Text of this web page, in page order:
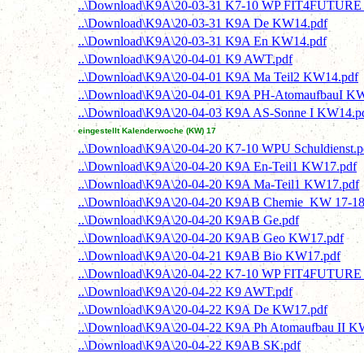
..\Download\K9A\20-03-31 K7-10 WP FIT4FUTURE
..\Download\K9A\20-03-31 K9A De KW14.pdf
..\Download\K9A\20-03-31 K9A En KW14.pdf
..\Download\K9A\20-04-01 K9 AWT.pdf
..\Download\K9A\20-04-01 K9A Ma Teil2 KW14.pdf
..\Download\K9A\20-04-01 K9A PH-AtomaufbauI
..\Download\K9A\20-04-03 K9A AS-Sonne I
eingestellt Kalenderwoche (KW) 17
..\Download\K9A\20-04-20 K7-10 WPU
..\Download\K9A\20-04-20 K9A En-Teil1 KW17.pdf
..\Download\K9A\20-04-20 K9A Ma-Teil1 KW17.pdf
..\Download\K9A\20-04-20 K9AB Chemie KW 17-
..\Download\K9A\20-04-20 K9AB Ge.pdf
..\Download\K9A\20-04-20 K9AB Geo KW17.pdf
..\Download\K9A\20-04-21 K9AB Bio KW17.pdf
..\Download\K9A\20-04-22 K7-10 WP FIT4FUTURE
..\Download\K9A\20-04-22 K9 AWT.pdf
..\Download\K9A\20-04-22 K9A De KW17.pdf
..\Download\K9A\20-04-22 K9A Ph Atomaufbau II
..\Download\K9A\20-04-22 K9AB SK.pdf